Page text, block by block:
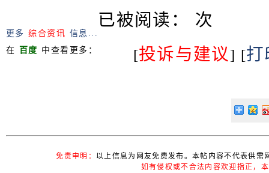
已被阅读： 次
更多综合资讯 信息...
在 百度 中查看更多： [投诉与建议 ] [打
免责申明： 以上信息为网友免费发布。本帖内容不代表供
如有侵权或不合法内容欢迎指正，